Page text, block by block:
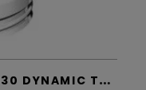
C
ONDUIT DE CHEMINÉE C030 DYNAMIC TWO - APROS